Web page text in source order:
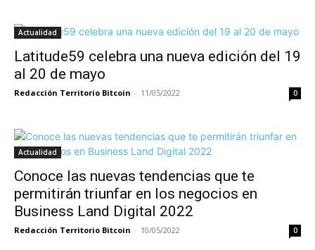
Actualidad
Latitude59 celebra una nueva edición del 19
al 20 de mayo
Redacción Territorio Bitcoin - 11/05/2022 0
Actualidad
Conoce las nuevas tendencias que te
permitirán triunfar en los negocios en
Business Land Digital 2022
Redacción Territorio Bitcoin - 10/05/2022 0